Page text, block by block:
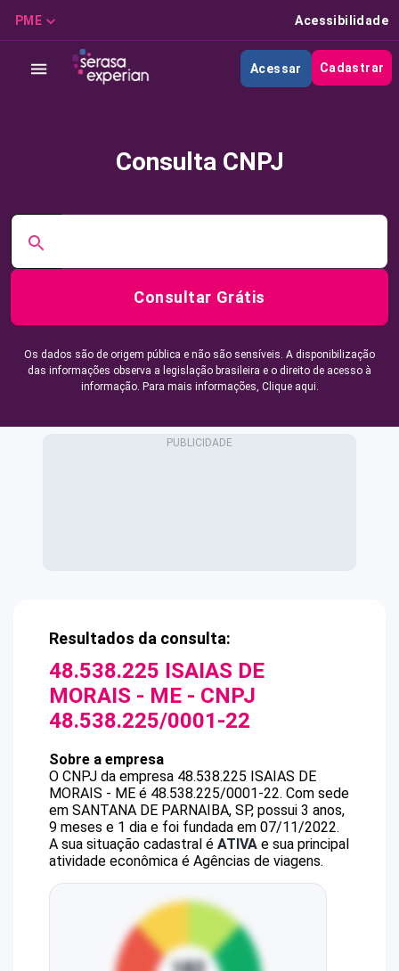
PME Acessibilidade
Acessar Cadastrar
Consulta CNPJ
Consultar Grátis
Os dados são de origem pública e não são sensíveis. A disponibilização
das informações observa a legislação brasileira e o direito de acesso à
informação. Para mais informações, Clique aqui.
Resultados da consulta:
48.538.225 ISAIAS DE
MORAIS - ME - CNPJ
48.538.225/0001-22
Sobre a empresa
O CNPJ da empresa 48.538.225 ISAIAS DE
MORAIS - ME é 48.538.225/0001-22. Com sede
em SANTANA DE PARNAIBA, SP, possui 3 anos,
9 meses e 1 dia e foi fundada em 07/11/2022.
A sua situação cadastral é ATIVA e sua principal
atividade econômica é Agências de viagens.